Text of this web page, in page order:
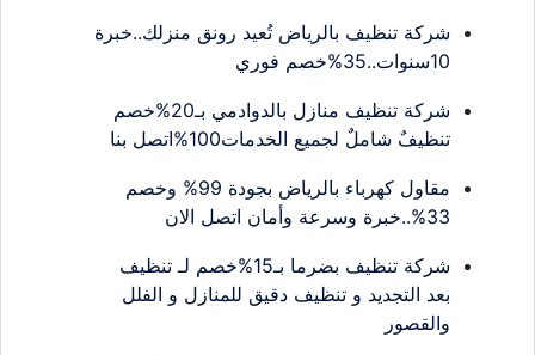
شركة تنظيف بالرياض تُعيد رونق منزلك..خبرة
10سنوات..35%خصم فوري
شركة تنظيف منازل بالدوادمي بـ20%خصم
تنظيفٌ شاملٌ لجميع الخدمات100%اتصل بنا
مقاول كهرباء بالرياض بجودة 99% وخصم
33%..خبرة وسرعة وأمان اتصل الان
شركة تنظيف بضرما بـ15%خصم لـ تنظيف
بعد التجديد و تنظيف دقيق للمنازل و الفلل
والقصور